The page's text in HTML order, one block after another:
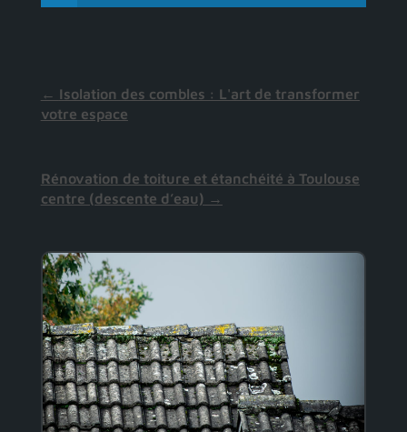
← Isolation des combles : L'art de transformer
votre espace
Rénovation de toiture et étanchéité à Toulouse
centre (descente d’eau) →